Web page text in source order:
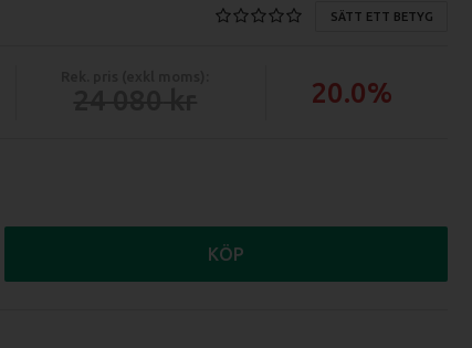
SÄTT ETT BETYG
20.0%
KÖP